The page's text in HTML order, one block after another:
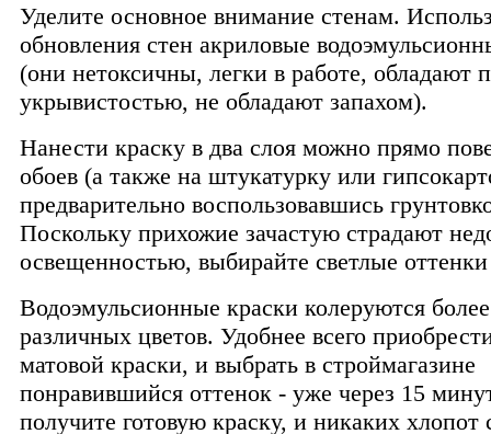
Уделите основное внимание стенам.
обновления стен акриловые
(они нетоксичны, легки в работе, обладают
укрывистостью, не обладают запахом).
Нанести краску в два слоя можно прямо
обоев (а также на штукатурку или
предварительно воспользовавшись
Поскольку прихожие зачастую страдают
освещенностью, выбирайте светлые
Водоэмульсионные краски колеруются
различных цветов. Удобнее всего
матовой краски, и выбрать в строймагазине
понравившийся оттенок - уже через 15
получите готовую краску, и никаких хлопот